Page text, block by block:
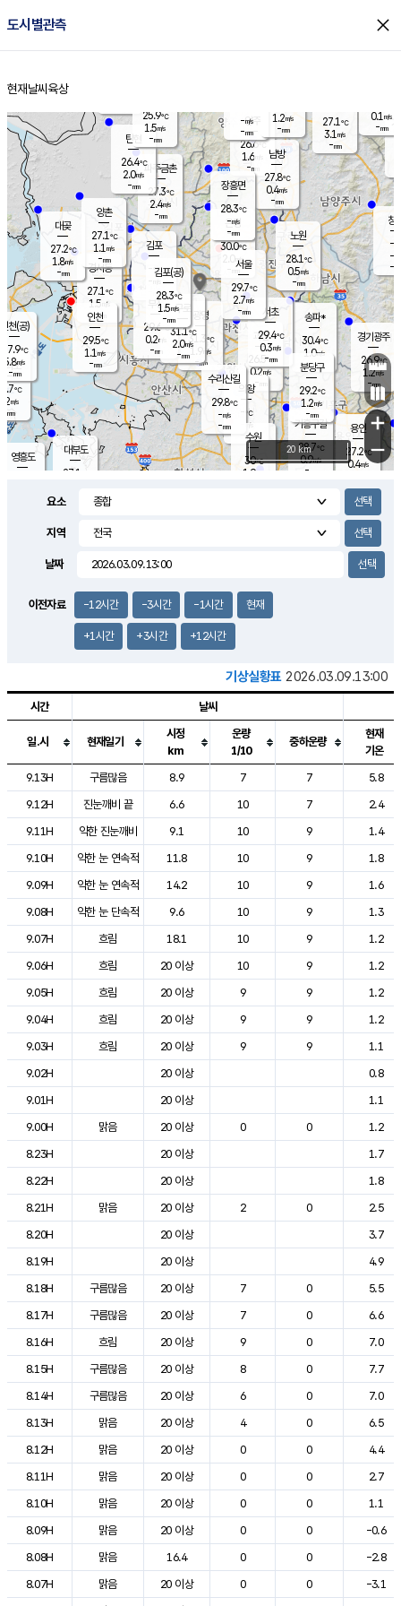
도시별관측 close
홈
현재날씨 육상
의도
℃
m/s
mm
영흥도
양주
26.6℃
1.6
-mm
과천
26.5℃
0.2m/s
- mm
용인
27.2℃
0.4m/s
경기광주
26.9℃
1.2m/s
-mm
1.2m/s
대부도
27.1
경서동
27.1℃
1.5 m/s
-mm
파주금촌
27.3℃
2.4m/s
-mm
27.1℃
3.1 m/s
-mm
대곶
27.2℃
1.8m/s
-mm
창
-
-m/
-
탄현
26.4℃
2.0m/s
-mm
0.1 m/s
-mm
의왕
- ℃
m/s
mm
김포
- ℃
-m/s
mm
광명
31.3 ℃
1.9 m/s
-mm
부천
29.6℃
0.2m/s
-mm
양촌
27.1℃
1.1 m/s
-mm
구로
31.1℃
2.0m/s
-mm
은평
30.0℃
2.0 m/s
- mm
노원
28.1℃
0.5m/s
-mm
송파*
30.4℃
1.0m/s
-mm
서초
29.4℃
0.3m/s
-mm
남방
27.8℃
0.4m/s
-mm
기흥구갈
28.7℃
0.9m/s
-
수리산길
29.8℃
-m/s
-mm
분당구
29.2℃
1.2m/s
-mm
장흥면
28.3℃
-m/s
-mm
-m/s
-mm
인천(공)
27.9℃
5.8m/s
-mm
김포(공)
28.3℃
1.5m/s
-mm
수원
30℃
1.9m/s
인천
29.5℃
1.1 m/s
-mm
서울
29.7℃
2.7m/s
-mm
25.9℃
1.5m/s
-mm
1.2m/s
-mm
+
−
20 km
요소
지역
날짜
이전자료 -12시간 -3시간 -1시간 현재
+1시간 +3시간 +12시간
기상실황표 2026.03.09.13:00
도시별 기상실황표로 지점, 날씨, 기온, 강수, 바람, 기압등을 안내한 표입
시간 날씨
일.시 현재일기
시정
km
운량
1/10
중하운량
현재
기온
9.13H
구름많음 8.9 7 7
5.8
9.12H
진눈깨비 끝 6.6 10 7
2.4
9.11H
약한 진눈깨비 9.1 10 9
1.4
9.10H
약한 눈 연속적 11.8 10 9
1.8
9.09H
약한 눈 연속적 14.2 10 9
1.6
9.08H
약한 눈 단속적 9.6 10 9
1.3
9.07H
흐림 18.1 10 9
1.2
9.06H
흐림 20 이상 10 9
1.2
9.05H
흐림 20 이상 9 9
1.2
9.04H
흐림 20 이상 9 9
1.2
9.03H
흐림 20 이상 9 9
1.1
9.02H
20 이상
0.8
9.01H
20 이상
1.1
9.00H
맑음 20 이상 0 0
1.2
8.23H
20 이상
1.7
8.22H
20 이상
1.8
8.21H
맑음 20 이상 2 0
2.5
8.20H
20 이상
3.7
8.19H
20 이상
4.9
8.18H
구름많음 20 이상 7 0
5.5
8.17H
구름많음 20 이상 7 0
6.6
8.16H
흐림 20 이상 9 0
7.0
8.15H
구름많음 20 이상 8 0
7.7
8.14H
구름많음 20 이상 6 0
7.0
8.13H
맑음 20 이상 4 0
6.5
8.12H
맑음 20 이상 0 0
4.4
8.11H
맑음 20 이상 0 0
2.7
8.10H
맑음 20 이상 0 0
1.1
8.09H
맑음 20 이상 0 0
-0.6
8.08H
맑음 16.4 0 0
-2.8
8.07H
맑음 20 이상 0 0
-3.1